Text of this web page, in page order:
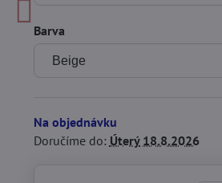
Barva
Na objednávku
Doručíme do: Úterý18.8.2026